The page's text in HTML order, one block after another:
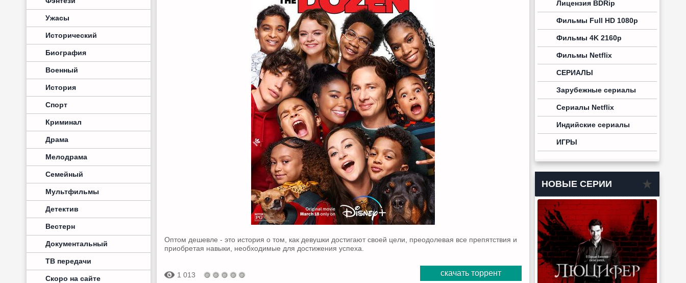
Ужасы
Исторический
Биография
Военный
История
Спорт
Криминал
Драма
Мелодрама
Семейный
Мультфильмы
Детектив
Вестерн
Документальный
ТВ передачи
Скоро на сайте
Оптом дешевле - это история о том, как девушки достигают своей цели, преодолевая все препятствия и
приобретая навыки, необходимые для достижения успеха.
1 013 скачать торрент
Лицензия BDRip
Фильмы Full HD 1080p
Фильмы 4K 2160p
Фильмы Netflix
СЕРИАЛЫ
Зарубежные сериалы
Сериалы Netflix
Индийские сериалы
ИГРЫ
НОВЫЕ СЕРИИ